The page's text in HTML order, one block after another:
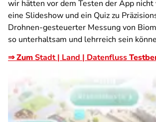
wir hätten vor dem Testen der App
eine Slideshow und ein Quiz zu
Drohnen-gesteuerter Messung von
so unterhaltsam und lehrreich sein
⇒ ZumStadt | Land | Datenfluss